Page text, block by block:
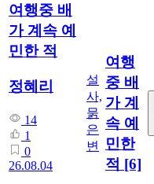
여행중 배
가 계속 예
민한 적
정혜리
14
1
0
26.08.04
설
사,
묽
은
변
여행
중 배
가 계
속 예
민한
적 [6]